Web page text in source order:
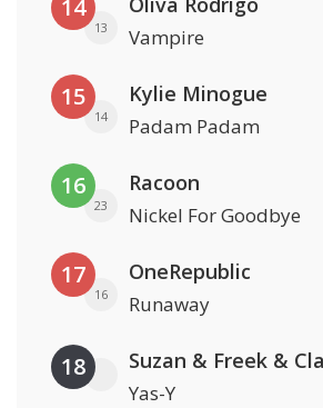
14
13 Vampire
15
14
Kylie Minogue
Padam Padam
16
23
Racoon
Nickel For Goodbye
17
16
OneRepublic
Runaway
18 Suzan & Freek &
Yas-Y